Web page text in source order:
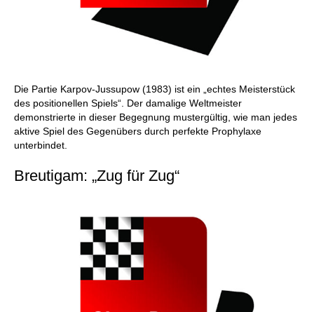
Die Partie Karpov-Jussupow (1983) ist ein „echtes Meisterstück
des positionellen Spiels“. Der damalige Weltmeister
demonstrierte in dieser Begegnung mustergültig, wie man jedes
aktive Spiel des Gegenübers durch perfekte Prophylaxe
unterbindet.
Breutigam: „Zug für Zug“